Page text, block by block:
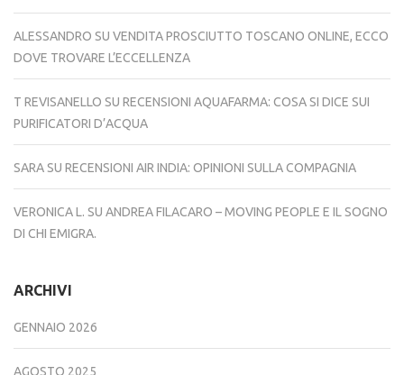
ALESSANDRO SU VENDITA PROSCIUTTO TOSCANO ONLINE, ECCO
DOVE TROVARE L’ECCELLENZA
T REVISANELLO SU RECENSIONI AQUAFARMA: COSA SI DICE SUI
PURIFICATORI D’ACQUA
SARA SU RECENSIONI AIR INDIA: OPINIONI SULLA COMPAGNIA
VERONICA L. SU ANDREA FILACARO – MOVING PEOPLE E IL SOGNO
DI CHI EMIGRA.
ARCHIVI
GENNAIO 2026
AGOSTO 2025